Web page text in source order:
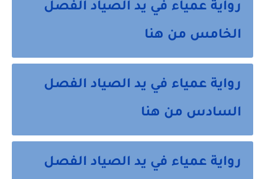
رواية عمياء في يد الصياد الفصل
الخامس من هنا
رواية عمياء في يد الصياد الفصل
السادس من هنا
رواية عمياء في يد الصياد الفصل